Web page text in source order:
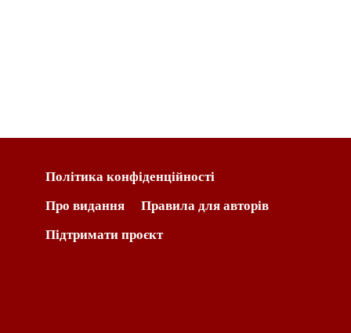
Політика конфіденційності
Про видання
Правила для авторів
Підтримати проєкт